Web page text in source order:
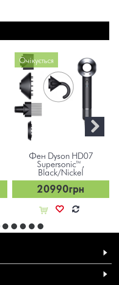
Очікується
Фен Dyson HD07
Supersonic™,
Black/Nickel
20990грн